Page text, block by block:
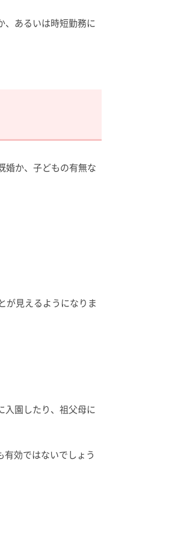
、あるいは時短勤務に
婚か、子どもの有無な
が見えるようになりま
入園したり、祖父母に
有効ではないでしょう